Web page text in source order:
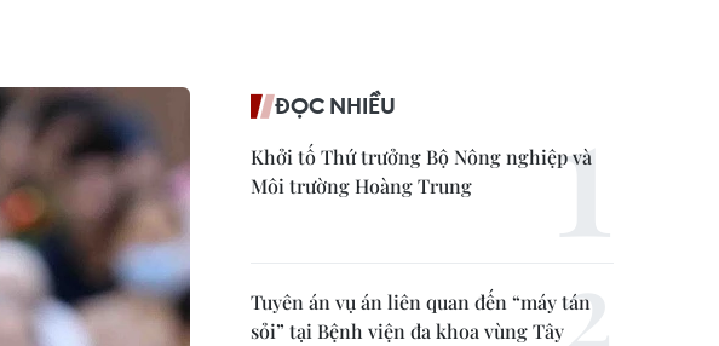
ĐỌC NHIỀU
Khởi tố Thứ trưởng Bộ Nông nghiệp và
Môi trường Hoàng Trung
Tuyên án vụ án liên quan đến “máy tán
sỏi” tại Bệnh viện đa khoa vùng Tây